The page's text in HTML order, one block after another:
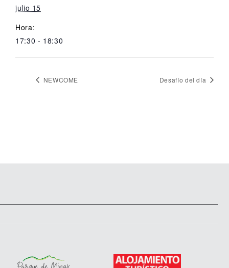
julio 15
Hora:
17:30 - 18:30
NEWCOME Desafío del día